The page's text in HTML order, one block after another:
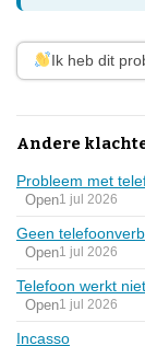
Ik heb dit
Andere
Probleem met
Open1 jul 2026
Geen
Open1 jul 2026
Telefoon werkt
Open1 jul 2026
Incasso